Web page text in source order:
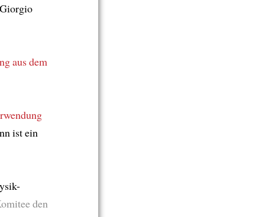
aus dem
ist ein
den